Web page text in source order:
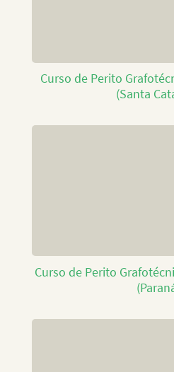
Curso de Perito
(Santa
Curso de Perito